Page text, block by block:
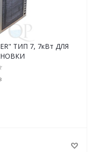
ТИП 7, 7кВт ДЛЯ